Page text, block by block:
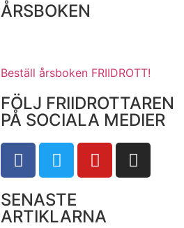
ÅRSBOKEN
Beställ årsboken FRIIDROTT!
FÖLJ FRIIDROTTAREN
PÅ SOCIALA MEDIER
SENASTE
ARTIKLARNA